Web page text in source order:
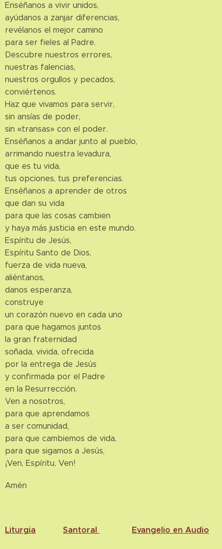
Enséñanos a vivir unidos,
ayúdanos a zanjar diferencias,
revélanos el mejor camino
para ser fieles al Padre.
Descubre nuestros errores,
nuestras falencias,
nuestros orgullos y pecados,
conviértenos.
Haz que vivamos para servir,
sin ansías de poder,
sin «transas» con el poder.
Enséñanos a andar junto al pueblo,
arrimando nuestra levadura,
que es tu vida,
tus opciones, tus preferencias.
Enséñanos a aprender de otros
que dan su vida
para que las cosas cambien
y haya más justicia en este mundo.
Espíritu de Jesús,
Espíritu Santo de Dios,
fuerza de vida nueva,
aliéntanos,
danos esperanza,
construye
un corazón nuevo en cada uno
para que hagamos juntos
la gran fraternidad
soñada, vivida, ofrecida
por la entrega de Jesús
y confirmada por el Padre
en la Resurrección.
Ven a nosotros,
para que aprendamos
a ser comunidad,
para que cambiemos de vida,
para que sigamos a Jesús,
¡Ven, Espíritu, Ven!
Amén
Liturgia Santoral Evangelio en Audio